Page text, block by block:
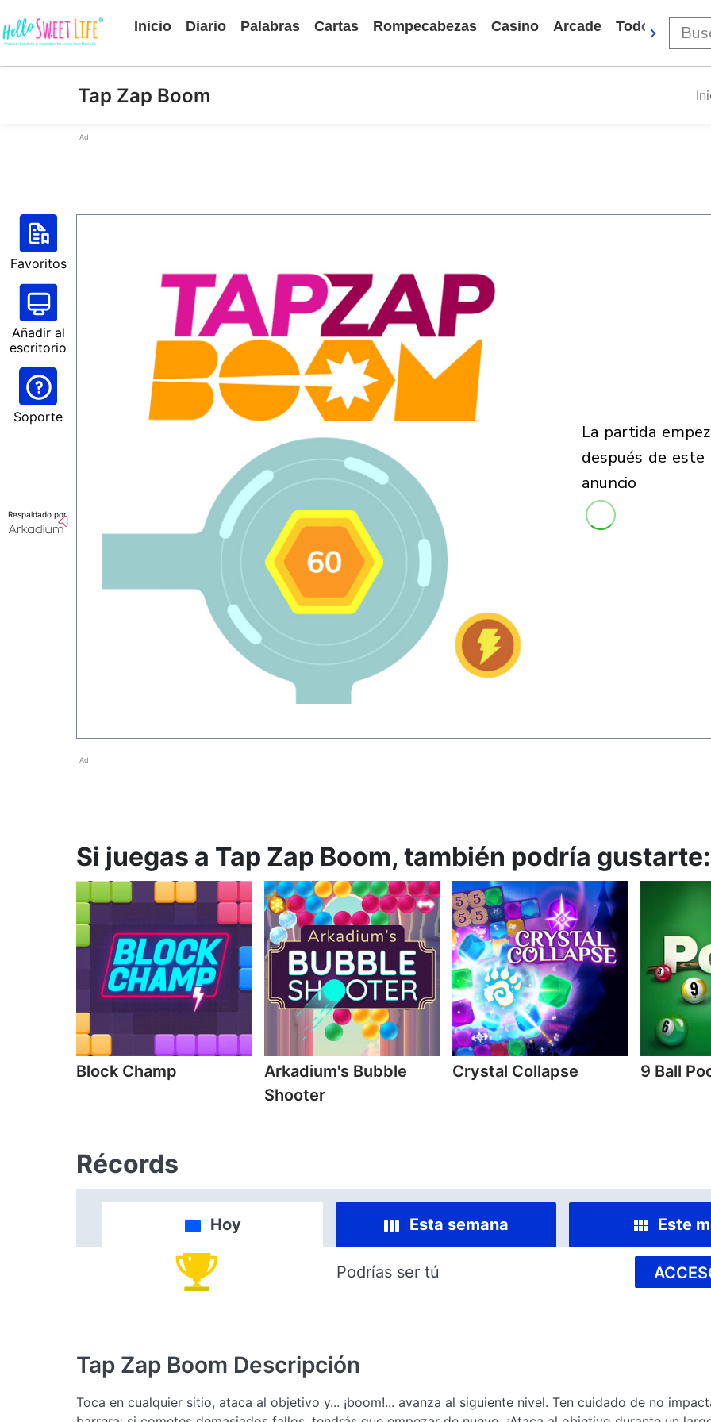
Inicio Diario Palabras Cartas Rompecabezas Casino Arcade Todos Los
Tap Zap Boom
Ad
Favoritos
Añadir al
escritorio
Soporte
Respaldado por
la partida empezará
después de este
anuncio
Ad
Si juegas a Tap Zap Boom, también podría gustarte:
Block Champ
Arkadium's Bubble
Shooter
Crystal Collapse 9 Ball
Récords
Hoy Esta semana Este
Podrías ser tú
Tap Zap Boom Descripción
Toca en cualquier sitio, ataca al objetivo y... ¡boom!... avanza al siguiente nivel. Ten cuidado de no